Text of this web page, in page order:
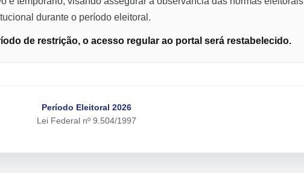
durante o período eleitoral.
de restrição, o acesso regular ao portal será restabelecido.
Período Eleitoral 2026
Lei Federal nº 9.504/1997